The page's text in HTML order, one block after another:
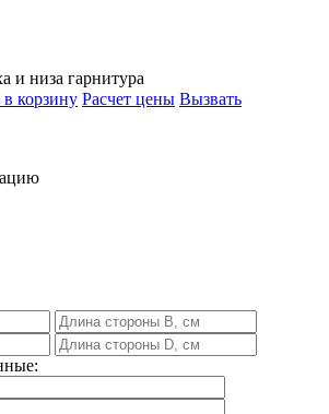
и низа гарнитура
корзину Расчет цены Вызвать